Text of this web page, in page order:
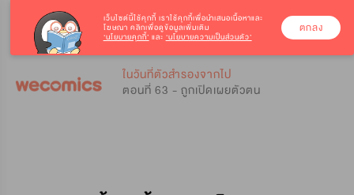
ในวันที่ตัวสำรองจากไป
ตอนที่ 63 - ถูกเปิดเผยตัวตน
เว็บไซต์นี้ใช้คุกกี้ เราใช้คุกกี้เพื่อนำเสนอเนื้อหาและ
โฆษณา คลิกเพื่อดูข้อมูลเพิ่มเติม
‘นโยบายคุกกี้’ และ ‘นโยบายความเป็นส่วนตัว’
ตกลง